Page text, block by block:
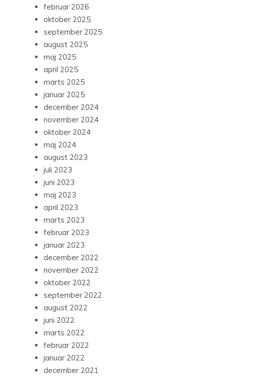
februar 2026
oktober 2025
september 2025
august 2025
maj 2025
april 2025
marts 2025
januar 2025
december 2024
november 2024
oktober 2024
maj 2024
august 2023
juli 2023
juni 2023
maj 2023
april 2023
marts 2023
februar 2023
januar 2023
december 2022
november 2022
oktober 2022
september 2022
august 2022
juni 2022
marts 2022
februar 2022
januar 2022
december 2021